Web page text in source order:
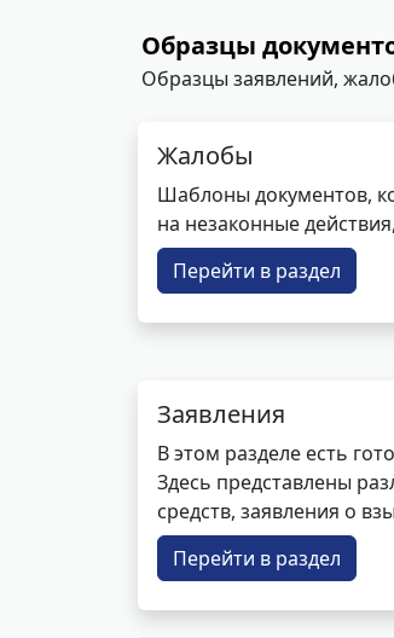
Образцы
Образцы заявлений,
Жалобы
Шаблоны документов,
на незаконные
Перейти в раздел
Заявления
В этом разделе есть
Здесь представлены
средств, заявления о
Перейти в раздел